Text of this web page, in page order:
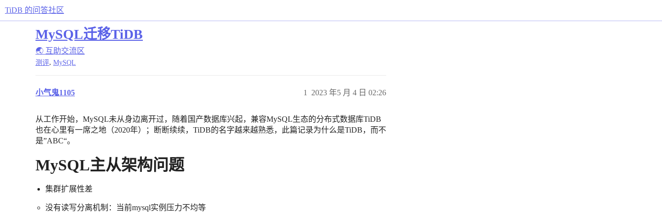
TiDB 的问答社区
MySQL迁移TiDB
🌏 互助交流区
测评, MySQL
小气鬼1105 2023 年5 月 4 日 02:26
1
从工作开始，MySQL未从身边离开过，随着国产数据库兴起，兼容MySQL生态的分布式数据库TiDB
也在心里有一席之地（2020年）；断断续续，TiDB的名字越来越熟悉，此篇记录为什么是TiDB，而不
是”ABC“。
MySQL主从架构问题
集群扩展性差
没有读写分离机制：当前mysql实例压力不均等